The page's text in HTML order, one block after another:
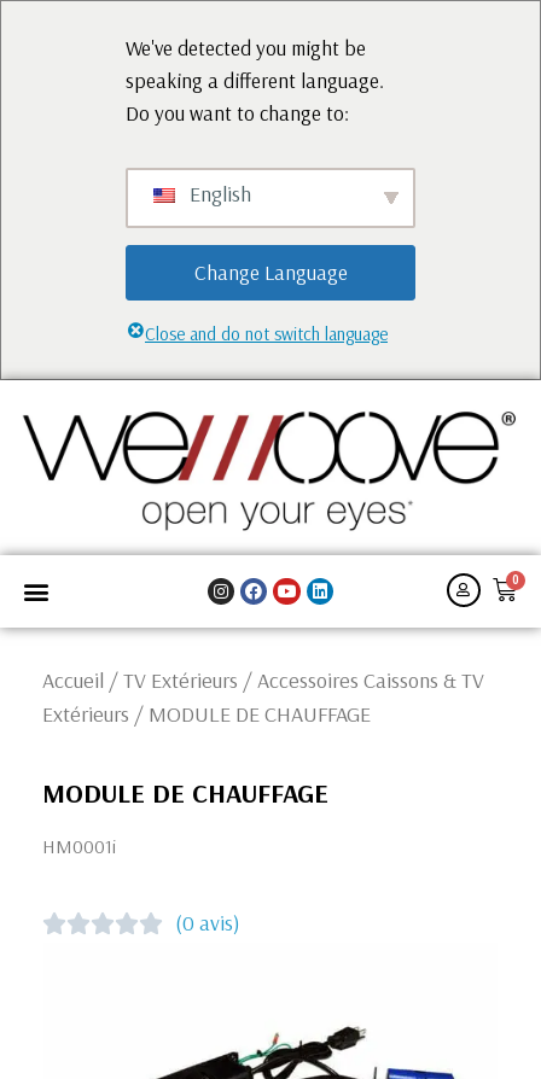
We've detected you might be
speaking a different language.
Do you want to change to:
English
Change Language
Close and do not switch language
Accueil /TV Extérieurs /Accessoires Caissons & TV
Extérieurs / MODULE DE CHAUFFAGE
MODULE DE CHAUFFAGE
HM0001i
 (0 avis)